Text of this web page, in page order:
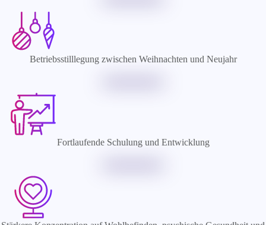
Betriebsstilllegung zwischen Weihnachten und Neujahr
Fortlaufende Schulung und Entwicklung